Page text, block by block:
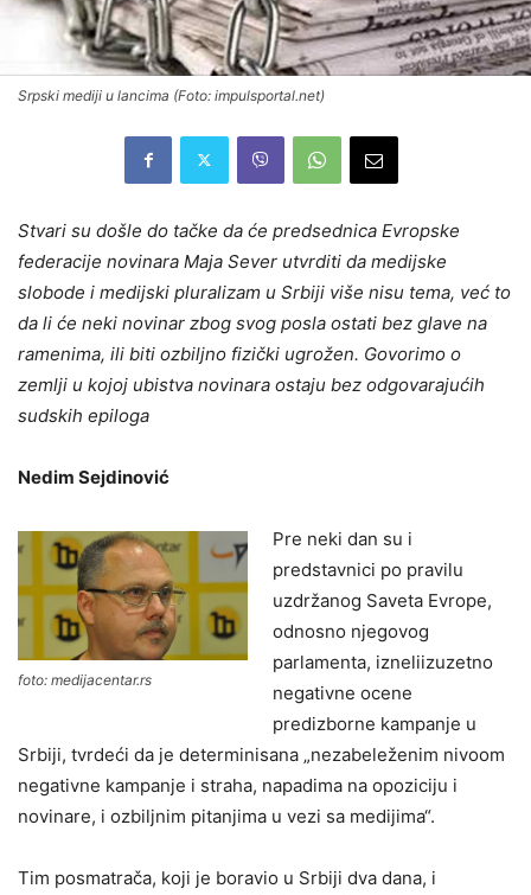
Srpski mediji u lancima (Foto: impulsportal.net)
Stvari su došle do tačke da će predsednica Evropske
federacije novinara Maja Sever utvrditi da medijske
slobode i medijski pluralizam u Srbiji više nisu tema, već to
da li će neki novinar zbog svog posla ostati bez glave na
ramenima, ili biti ozbiljno fizički ugrožen. Govorimo o
zemlji u kojoj ubistva novinara ostaju bez odgovarajućih
sudskih epiloga
Nedim Sejdinović
foto: medijacentar.rs
Pre neki dan su i
predstavnici po pravilu
uzdržanog Saveta Evrope,
odnosno njegovog
parlamenta, izneliizuzetno
negativne ocene
predizborne kampanje u
Srbiji, tvrdeći da je determinisana „nezabeleženim nivoom
negativne kampanje i straha, napadima na opoziciju i
novinare, i ozbiljnim pitanjima u vezi sa medijima“.
Tim posmatrača, koji je boravio u Srbiji dva dana, i